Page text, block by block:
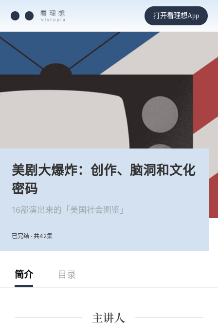
打开看理想App
美剧大爆炸：创作、脑洞和文化
密码
16部演出来的「美国社会图鉴」
已完结 · 共42集
简介 目录